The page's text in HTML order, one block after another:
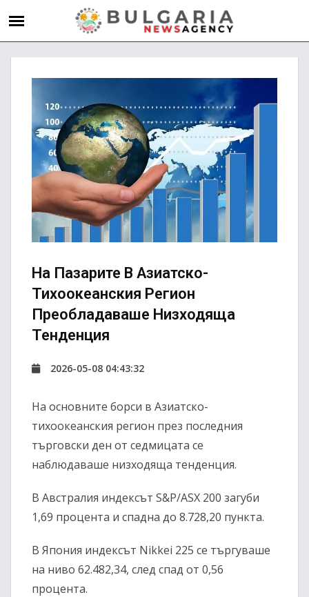
На Пазарите В Азиатско-
Тихоокеанския Регион
Преобладаваше Низходяща
Тенденция
2026-05-08 04:43:32
На основните борси в Азиатско-
тихоокеанския регион през последния
търговски ден от седмицата се
наблюдаваше низходяща тенденция.
В Австралия индексът S&P/ASX 200 загуби
1,69 процента и спадна до 8.728,20 пункта.
В Япония индексът Nikkei 225 се търгуваше
на ниво 62.482,34, след спад от 0,56
процента.